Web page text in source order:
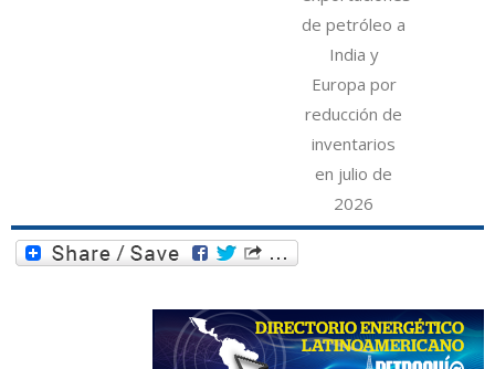
de petróleo a
India y
Europa por
reducción de
inventarios
en julio de
2026